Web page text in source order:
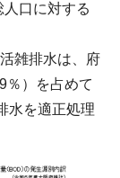
口に対する
雑排水は、府
％）を占めて
水を適正処理